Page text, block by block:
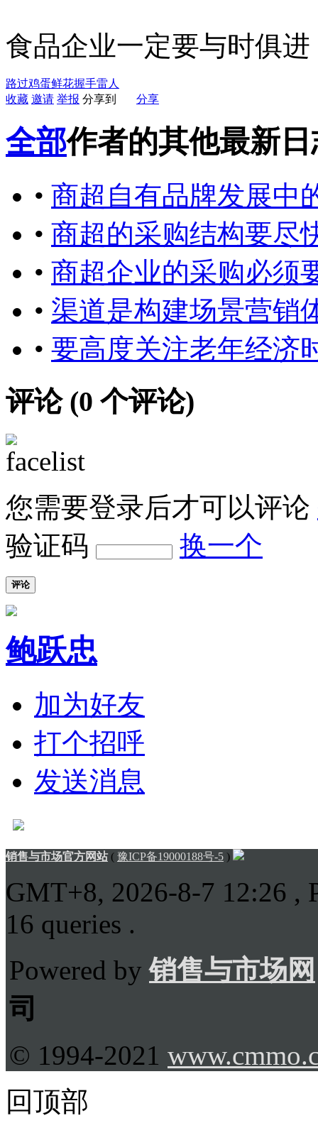
食品企业一定要与时俱
路过鸡蛋鲜花握手雷人
收藏 邀请 举报 分享到 分享
全部作者的其他最新日
• 商超自有品牌发展中
• 商超的采购结构要尽
• 商超企业的采购必须
• 渠道是构建场景营销
• 要高度关注老年经济
评论 (0 个评论)
您需要登录后才可以评论
验证码
换一个
评论
鲍跃忠
加为好友
打个招呼
发送消息
销售与市场官方网站( 豫ICP备19000188号-5 )
GMT+8, 2026-8-7 12:26 ,
16 queries .
Powered by销售与市场网
司
© 1994-2021
回顶部